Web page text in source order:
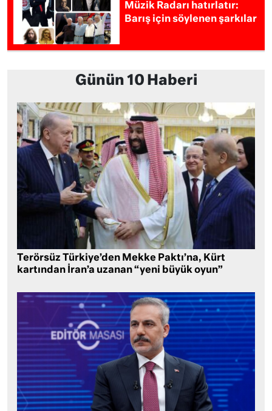
Müzik Radarı hatırlatır:
Barış için söylenen şarkılar
Günün 10 Haberi
Terörsüz Türkiye’den Mekke Paktı’na, Kürt
kartından İran’a uzanan “yeni büyük oyun”